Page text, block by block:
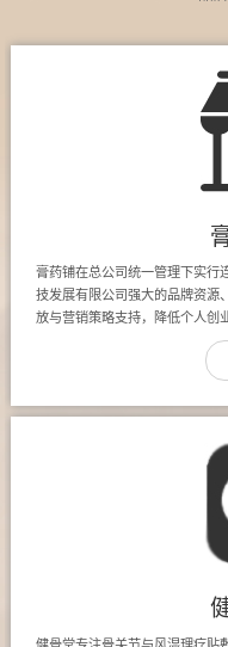
膏药铺在总公司统一管理下实行
技发展有限公司强大的品牌资源
放与营销策略支持，降低个人创